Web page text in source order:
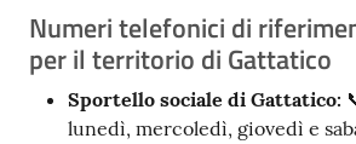
Numeri telefonici di
per il territorio di Gattatico
Sportello sociale di Gattatico:
lunedì, mercoledì, giovedì e